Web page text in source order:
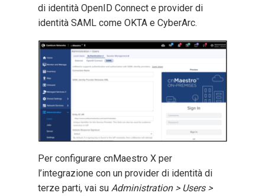
di identità OpenID Connect e provider di
identità SAML come OKTA e CyberArc.
Per configurare cnMaestro X per
l’integrazione con un provider di identità di
terze parti, vai su Administration > Users >